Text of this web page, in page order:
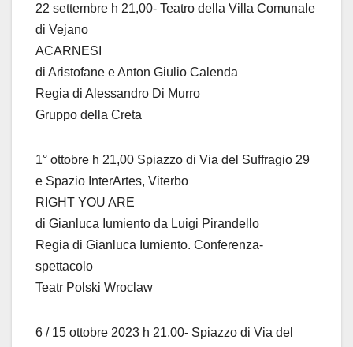
22 settembre h 21,00- Teatro della Villa Comunale
di Vejano
ACARNESI
di Aristofane e Anton Giulio Calenda
Regia di Alessandro Di Murro
Gruppo della Creta
1° ottobre h 21,00 Spiazzo di Via del Suffragio 29
e Spazio InterArtes, Viterbo
RIGHT YOU ARE
di Gianluca Iumiento da Luigi Pirandello
Regia di Gianluca Iumiento. Conferenza-
spettacolo
Teatr Polski Wroclaw
6 / 15 ottobre 2023 h 21,00- Spiazzo di Via del